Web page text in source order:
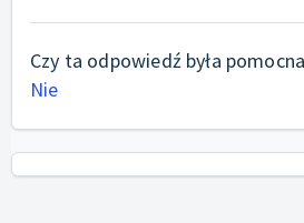
Czy ta odpowiedź była
Nie